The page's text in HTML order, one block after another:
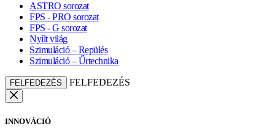
ASTRO sorozat
FPS - PRO sorozat
FPS - G sorozat
Nyílt világ
Szimuláció – Repülés
Szimuláció – Űrtechnika
FELFEDEZÉS FELFEDEZÉS
INNOVÁCIÓ